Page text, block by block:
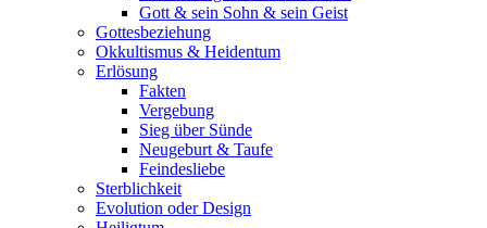
Gott & sein Sohn & sein Geist
Gottesbeziehung
Okkultismus & Heidentum
Erlösung
Fakten
Vergebung
Sieg über Sünde
Neugeburt & Taufe
Feindesliebe
Sterblichkeit
Evolution oder Design